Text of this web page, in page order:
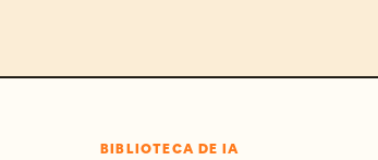
BIBLIOTECA DE IA